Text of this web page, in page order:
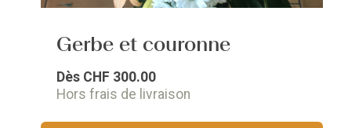
Gerbe et couronne
Dès CHF 300.00
Hors frais de livraison